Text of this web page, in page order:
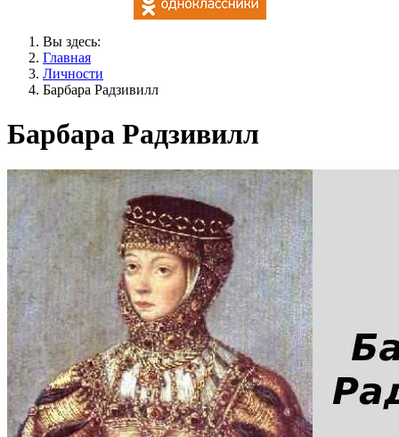
Вы здесь:
Главная
Личности
Барбара Радзивилл
Барбара Радзивилл